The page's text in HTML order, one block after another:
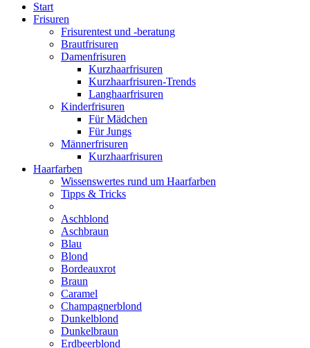
Start
Frisuren
Frisurentest und -beratung
Brautfrisuren
Damenfrisuren
Kurzhaarfrisuren
Kurzhaarfrisuren-Trends
Langhaarfrisuren
Kinderfrisuren
Für Mädchen
Für Jungs
Männerfrisuren
Kurzhaarfrisuren
Haarfarben
Wissenswertes rund um Haarfarben
Tipps & Tricks
Aschblond
Aschbraun
Blau
Blond
Bordeauxrot
Braun
Caramel
Champagnerblond
Dunkelblond
Dunkelbraun
Erdbeerblond